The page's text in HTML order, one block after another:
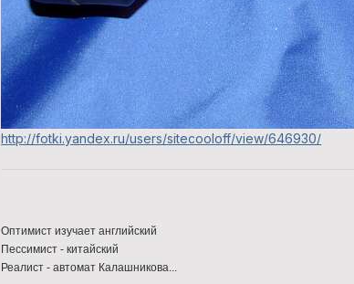
http://fotki.yandex.ru/users/sitecooloff/view/646930/
Оптимист изучает английский
Пессимист - китайский
Реалист - автомат Калашникова...